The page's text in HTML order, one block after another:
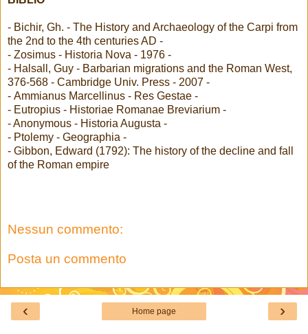
- Bichir, Gh. - The History and Archaeology of the Carpi from
the 2nd to the 4th centuries AD -
- Zosimus - Historia Nova - 1976 -
- Halsall, Guy - Barbarian migrations and the Roman West,
376-568 - Cambridge Univ. Press - 2007 -
- Ammianus Marcellinus - Res Gestae -
- Eutropius - Historiae Romanae Breviarium -
- Anonymous - Historia Augusta -
- Ptolemy - Geographia -
- Gibbon, Edward (1792): The history of the decline and fall
of the Roman empire
Nessun commento:
Posta un commento
‹ ›
Home page